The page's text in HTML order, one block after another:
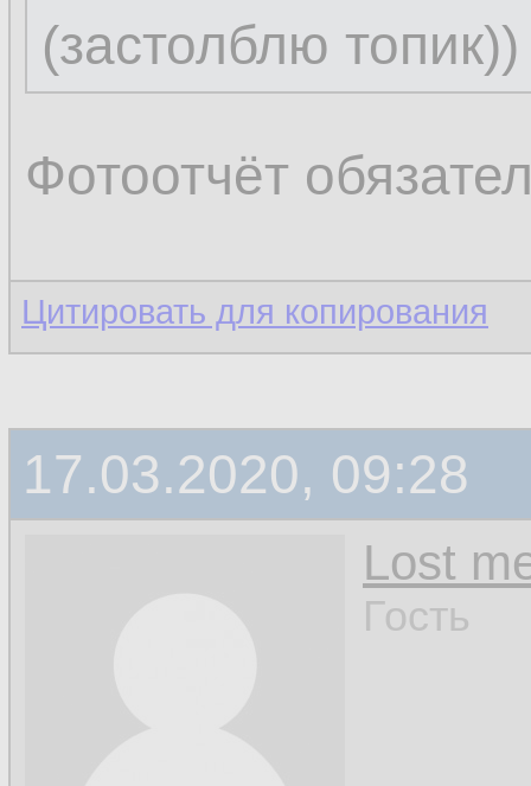
(застолблю топик))
Фотоотчёт
Цитировать для копирования
17.03.2020, 09:28
Lost
Гость